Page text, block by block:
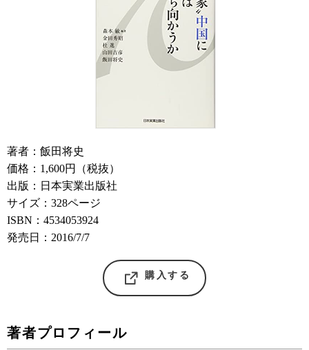
著者：飯田将史
価格：1,600円（税抜）
出版：日本実業出版社
サイズ：328ページ
ISBN：4534053924
発売日：2016/7/7
購入する
著者プロフィール